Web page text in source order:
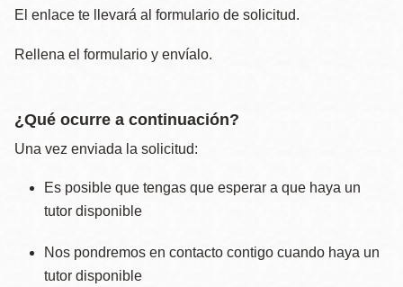
El enlace te llevará al formulario de solicitud.
Rellena el formulario y envíalo.
¿Qué ocurre a continuación?
Una vez enviada la solicitud:
Es posible que tengas que esperar a que haya un
tutor disponible
Nos pondremos en contacto contigo cuando haya un
tutor disponible